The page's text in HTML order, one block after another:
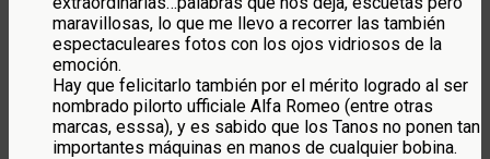
maravillosas, lo que me llevo a recorrer las también
espectaculeares fotos con los ojos vidriosos de la
emoción.
Hay que felicitarlo también por el mérito logrado al ser
nombrado pilorto ufficiale Alfa Romeo (entre otras
marcas, esssa), y es sabido que los Tanos no ponen tan
importantes máquinas en manos de cualquier bobina.